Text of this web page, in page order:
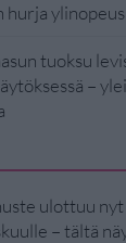
hurja ylinopeus
tuoksu
–
ulottuu nyt
– tältä